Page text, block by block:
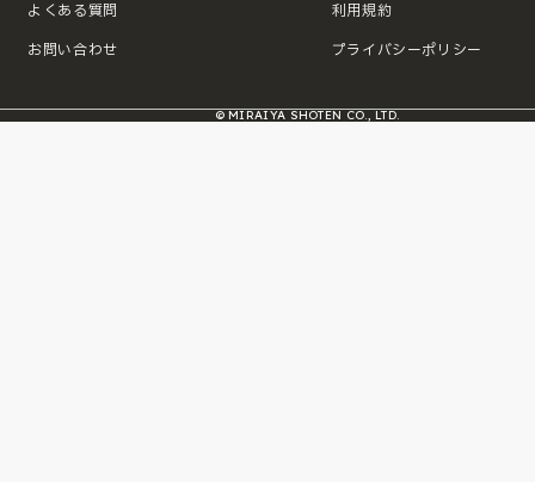
よくある質問
お問い合わせ
利用規約
プライバシーポリシー
© MIRAIYA SHOTEN CO., LTD.